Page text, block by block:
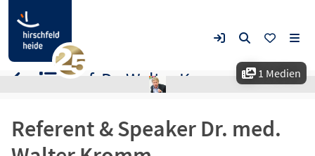
1 Medien
Referent & Speaker Dr. med.
Prof. Dr. Walter Kromm, Master of Public Heal